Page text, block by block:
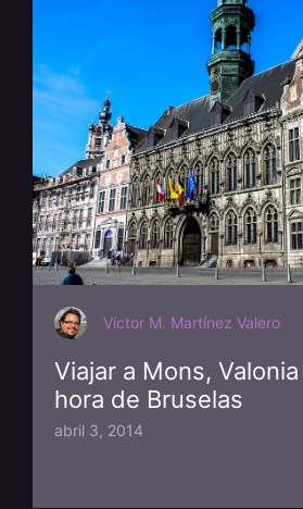
Víctor M. Martínez Valero
Viajar a Mons,
hora de Bruselas
abril 3, 2014